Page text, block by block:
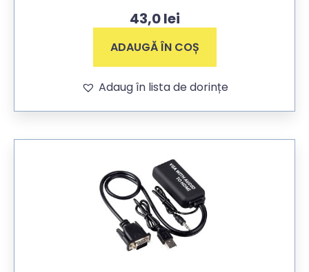
43,0lei
ADAUGĂ ÎN COȘ
Adaug în lista de dorințe